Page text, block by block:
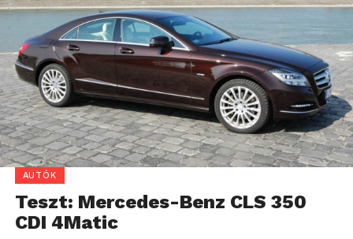
AUTÓK
Teszt: Mercedes-Benz CLS 350
CDI 4Matic